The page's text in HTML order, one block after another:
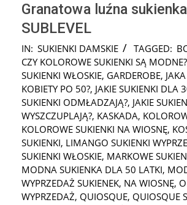
Granatowa luźna
SUBLEVEL
2025-
10-
18
IN: SUKIENKI DAMSKIE TAGGED:
CZY KOLOROWE SUKIENKI SĄ MODNE?
SUKIENKI WŁOSKIE, GARDEROBE,
KOBIETY PO 50?, JAKIE SUKIENKI DLA
SUKIENKI ODMŁADZAJĄ?, JAKIE
WYSZCZUPLAJĄ?, KASKADA,
KOLOROWE SUKIENKI NA WIOSNĘ,
SUKIENKI, LIMANGO SUKIENKI
SUKIENKI WŁOSKIE, MARKOWE
MODNA SUKIENKA DLA 50 LATKI,
WYPRZEDAŻ SUKIENEK, NA WIOSNĘ,
WYPRZEDAŻ, QUIOSQUE, QUIOSQUE